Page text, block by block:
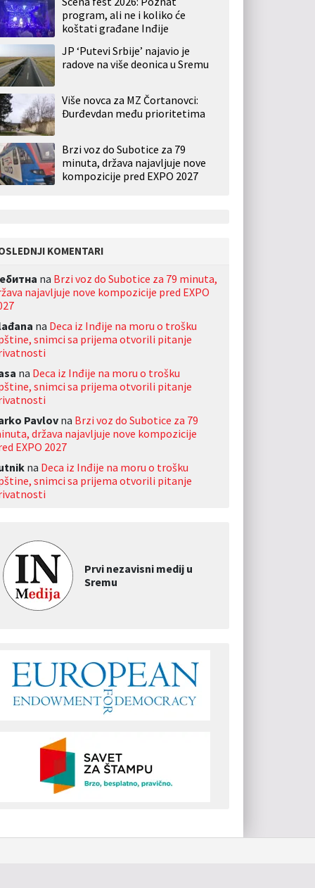
program, ali ne i koliko će
koštati građane Inđije
JP ‘Putevi Srbije’ najavio je
radove na više deonica u Sremu
Više novca za MZ Čortanovci:
Đurđevdan među prioritetima
Brzi voz do Subotice za 79
minuta, država najavljuje nove
kompozicije pred EXPO 2027
KOMENTARI
na Brzi voz do Subotice za 79 minuta,
najavljuje nove kompozicije pred EXPO
na Deca iz Inđije na moru o trošku
snimci sa prijema otvorili pitanje
na Deca iz Inđije na moru o trošku
snimci sa prijema otvorili pitanje
Pavlovna Brzi voz do Subotice za 79
država najavljuje nove kompozicije
EXPO 2027
na Deca iz Inđije na moru o trošku
snimci sa prijema otvorili pitanje
Prvi nezavisni medij u
Sremu